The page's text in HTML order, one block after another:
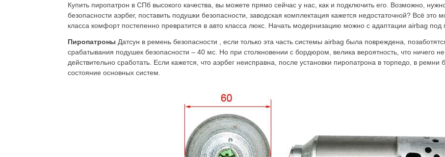
Купить пиропатрон в СПб высокого качества, вы можете прямо сейчас у нас, как и подключить его. Возможно,
безопасности аэрбег, поставить подушки безопасности, заводская комплектация кажется недостаточной? Всё это
класса комфорт постепенно превратится в авто класса люкс. Начать модернизацию можно с адаптации airbag под
Пиропатроны Датсун в ремень безопасности , если только эта часть системы airbag была повреждена,
срабатывания подушек безопасности – 40 мс. Но при столкновении с бордюром, велика вероятность, что ничего
действительно сработать. Если кажется, что аэрбег неисправна, после установки пиропатрона в торпедо, в ремни
состояние основных систем.